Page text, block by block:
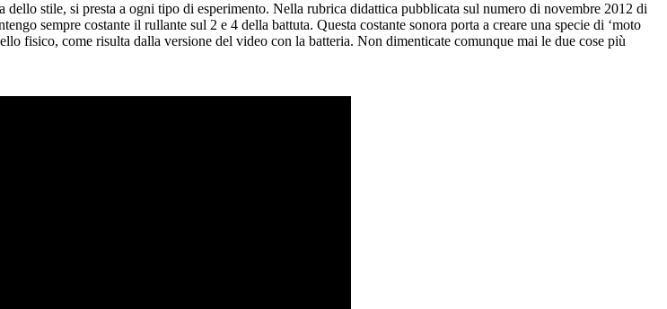
stile, si presta a ogni tipo di esperimento. Nella rubrica didattica pubblicata sul numero di novembre 2012 di
sempre costante il rullante sul 2 e 4 della battuta. Questa costante sonora porta a creare una specie di ‘moto
fisico, come risulta dalla versione del video con la batteria. Non dimenticate comunque mai le due cose più